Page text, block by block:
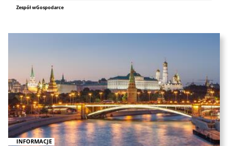
Zespół wGospodarce
INFORMACJE